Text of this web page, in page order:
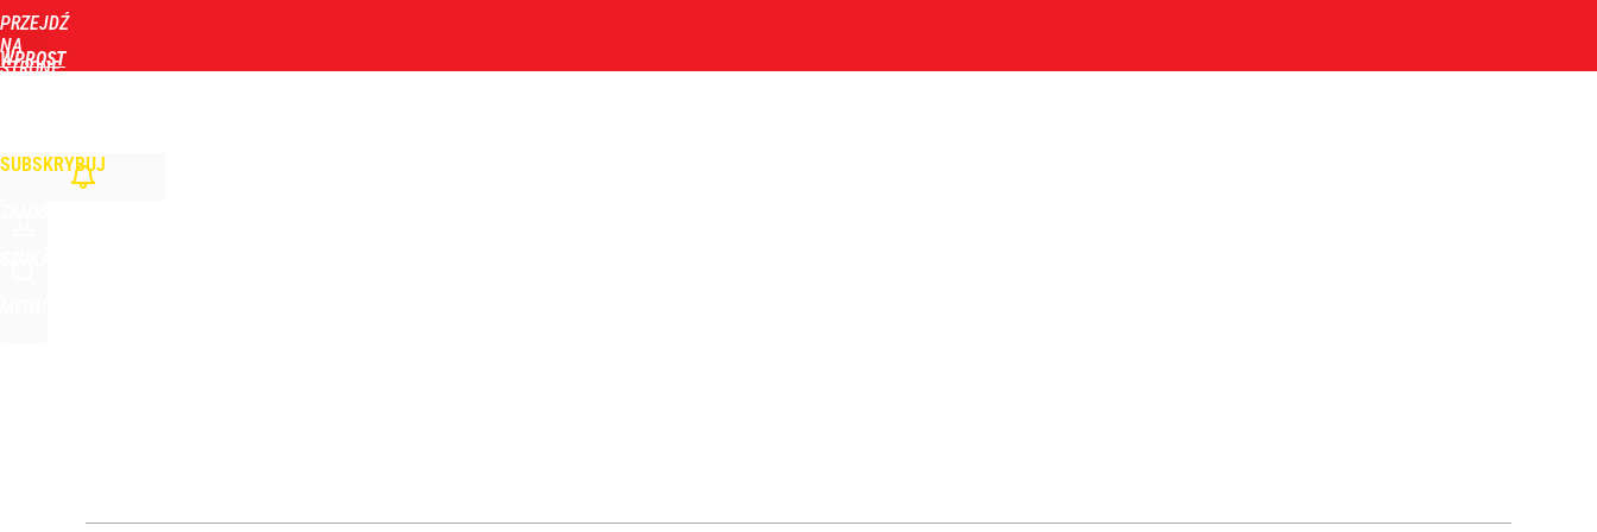
PRZEJDŹ
NA
STRONĘ
WPROST
SUBSKRYBUJ
dodaj